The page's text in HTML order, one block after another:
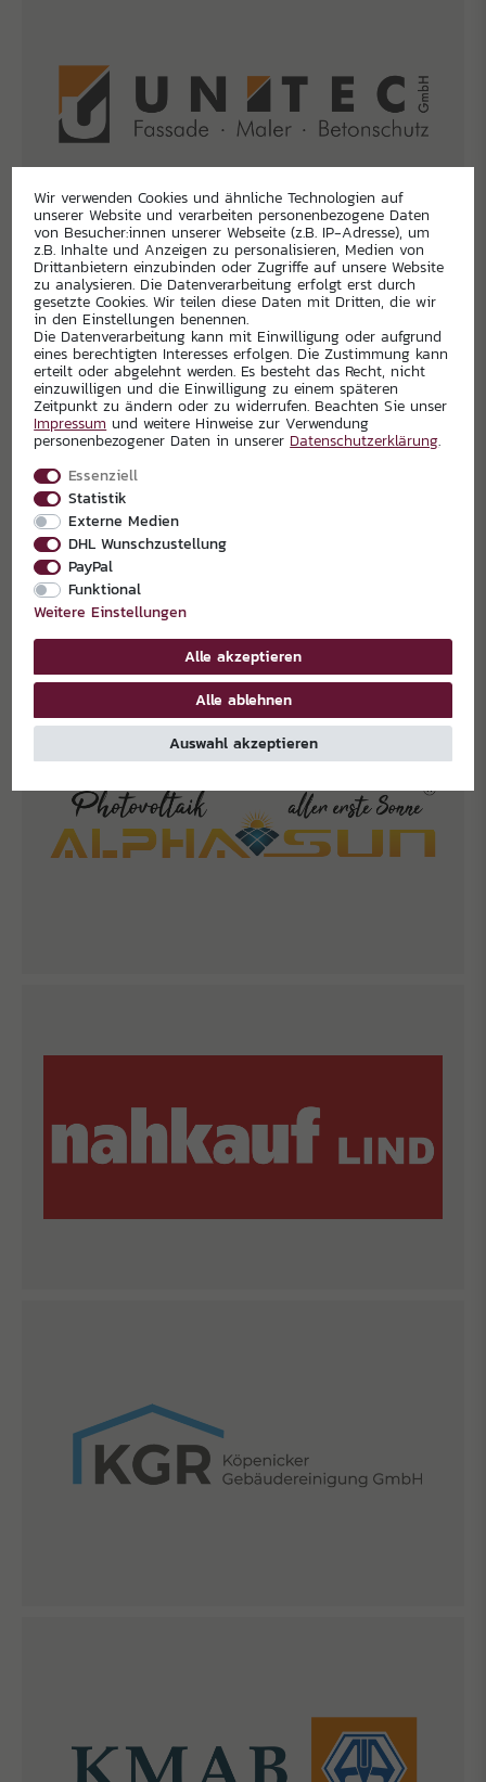
EXKLUSIVPARTNER
Wir verwenden Cookies und ähnliche Technologien auf
unserer Website und verarbeiten personenbezogene Daten
von Besucher:innen unserer Webseite (z.B. IP-Adresse), um
z.B. Inhalte und Anzeigen zu personalisieren, Medien von
Drittanbietern einzubinden oder Zugriffe auf unsere Website
zu analysieren. Die Datenverarbeitung erfolgt erst durch
gesetzte Cookies. Wir teilen diese Daten mit Dritten, die wir
in den Einstellungen benennen.
Die Datenverarbeitung kann mit Einwilligung oder aufgrund
eines berechtigten Interesses erfolgen. Die Zustimmung kann
erteilt oder abgelehnt werden. Es besteht das Recht, nicht
einzuwilligen und die Einwilligung zu einem späteren
Zeitpunkt zu ändern oder zu widerrufen. Beachten Sie unser
Impressum und weitere Hinweise zur Verwendung
personenbezogener Daten in unserer Daten­schutz­erklärung.
Essenziell
Statistik
Externe Medien
DHL Wunschzustellung
PayPal
Funktional
Weitere Einstellungen
Alle akzeptieren
Alle ablehnen
Auswahl akzeptieren